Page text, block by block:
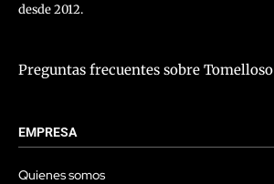
desde 2012.
Preguntas frecuentes sobre Tomelloso
EMPRESA
Quienes somos